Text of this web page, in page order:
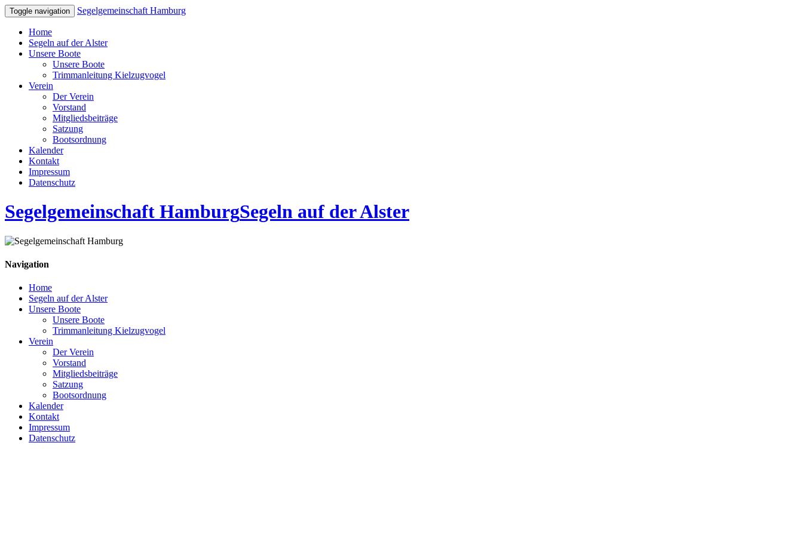
Toggle navigation Segelgemeinschaft Hamburg
Home
Segeln auf der Alster
Unsere Boote
Unsere Boote
Trimmanleitung Kielzugvogel
Verein
Der Verein
Vorstand
Mitgliedsbeiträge
Satzung
Bootsordnung
Kalender
Kontakt
Impressum
Datenschutz
Segelgemeinschaft HamburgSegeln auf der Alster
Navigation
Home
Segeln auf der Alster
Unsere Boote
Unsere Boote
Trimmanleitung Kielzugvogel
Verein
Der Verein
Vorstand
Mitgliedsbeiträge
Satzung
Bootsordnung
Kalender
Kontakt
Impressum
Datenschutz